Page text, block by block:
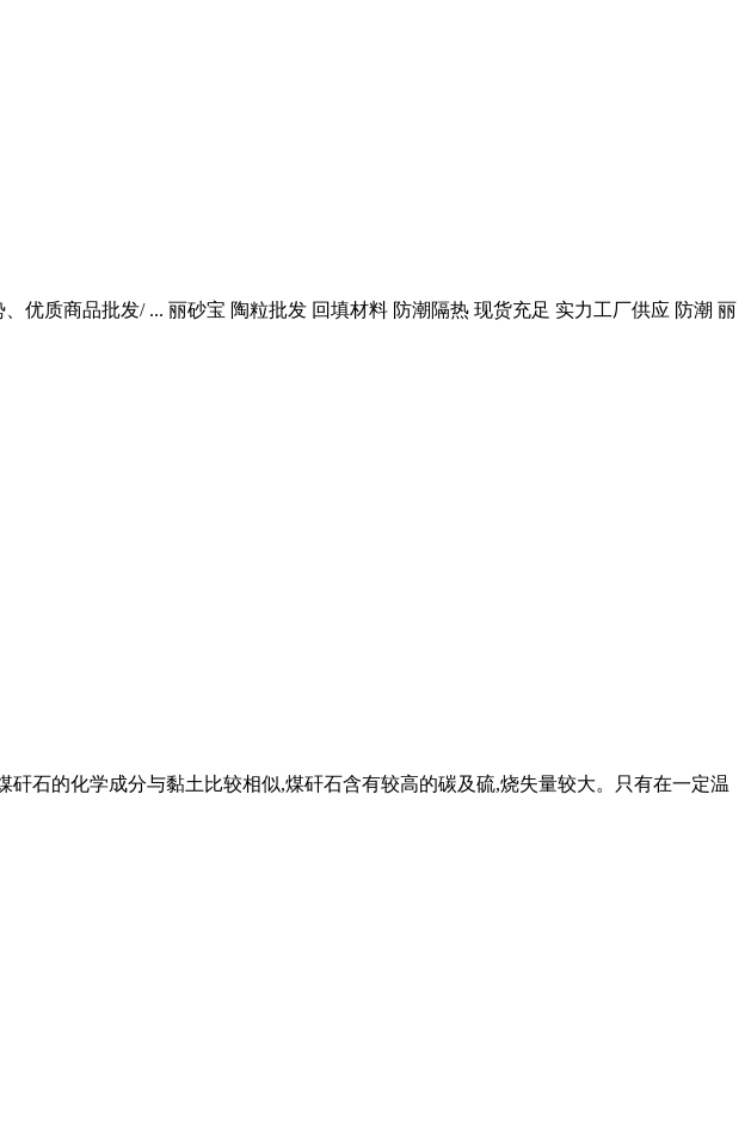
优质商品批发/ ... 丽砂宝 陶粒批发 回填材料 防潮隔热 现货充足 实力工厂供应 防潮 丽
石的化学成分与黏土比较相似,煤矸石含有较高的碳及硫,烧失量较大。只有在一定温